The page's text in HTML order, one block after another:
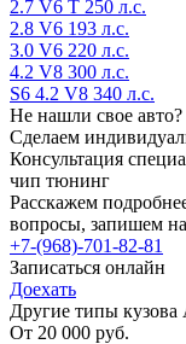
2.7 V6 T 250 л.с.
2.8 V6 193 л.с.
3.0 V6 220 л.с.
4.2 V8 300 л.с.
S6 4.2 V8 340 л.с.
Не нашли свое авто?
Сделаем
Консультация
чип тюнинг
Расскажем
вопросы, запишем
+7-(968)-701-82-81
Записаться онлайн
Доехать
Другие типы
От 20 000 руб.